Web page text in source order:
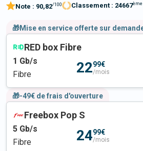
Note : 90,82/100 Classement : 24667ème
🎁Mise en service offerte sur
RED box Fibre
1 Gb/s
Fibre
2299€
/mois
🎁-49€ de frais d'ouverture
Freebox Pop S
5 Gb/s
Fibre
2499€
/mois